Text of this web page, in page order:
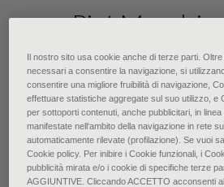
Piet
figurazione
di Lorenzo Gualtieri •
La sua opera è il
continua ricerca di
Il nostro sito usa cookie anche di terze parti.
necessari a consentire la navigazione, si
consentire una migliore fruibilità di navigazione,
effettuare statistiche aggregate sul suo utilizzo, e
per sottoporti contenuti, anche pubblicitari, in
manifestate nell‘ambito della navigazione in rete
automaticamente rilevate (profilazione). Se vuoi
Cookie policy. Per inibire i Cookie funzionali, i
pubblicità mirata e/o i cookie di specifiche terze
AGGIUNTIVE. Cliccando ACCETTO acconsenti